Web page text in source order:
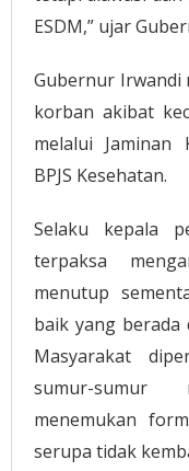
ESDM,” ujar
Gubernur Irwandi
korban akibat
melalui Jaminan
BPJS Kesehatan.
Selaku kepala
terpaksa
menutup
baik yang berada
Masyarakat
sumur-
menemukan
serupa tidak